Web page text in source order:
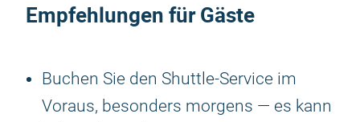
Empfehlungen für Gäste
Buchen Sie den Shuttle-Service im
Voraus, besonders morgens — es kann